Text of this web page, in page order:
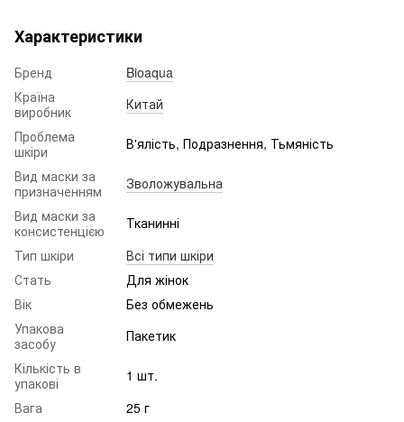
Характеристики
Бренд
Bioaqua
Країна
виробник
Китай
Проблема
шкіри
В'ялість, Подразнення, Тьмяність
Вид маски за
призначенням
Зволожувальна
Вид маски за
консистенцією
Тканинні
Тип шкіри
Всі типи шкіри
Стать
Для жінок
Вік
Без обмежень
Упакова
засобу
Пакетик
Кількість в
упакові
1 шт.
Вага
25 г